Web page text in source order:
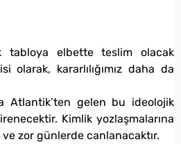
tabloya elbette teslim olacak
olarak, kararlılığımız daha da
Atlantik’ten gelen bu ideolojik
Kimlik yozlaşmalarına
zor günlerde canlanacaktır.